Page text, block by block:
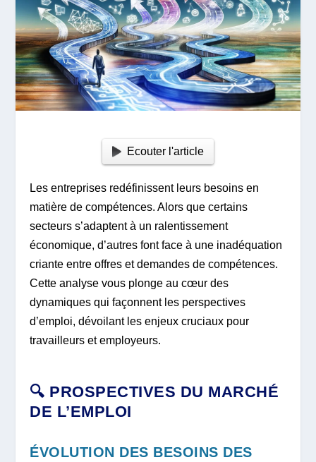
Ecouter l'article
Les entreprises redéfinissent leurs besoins en
matière de compétences. Alors que certains
secteurs s’adaptent à un ralentissement
économique, d’autres font face à une inadéquation
criante entre offres et demandes de compétences.
Cette analyse vous plonge au cœur des
dynamiques qui façonnent les perspectives
d’emploi, dévoilant les enjeux cruciaux pour
travailleurs et employeurs.
🔍 PROSPECTIVES DU MARCHÉ
DE L’EMPLOI
ÉVOLUTION DES BESOINS DES